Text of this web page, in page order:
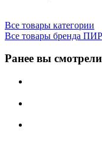
Все товары категории
Все товары бренда
Ранее вы смотрели